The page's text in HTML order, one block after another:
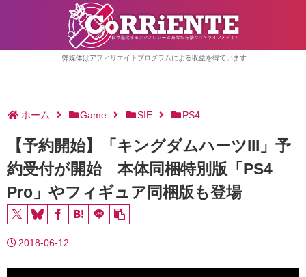
弊媒体はアフィリエイトプログラムによる収益を得ています
ホーム Game SIE PS4
【予約開始】「キングダムハーツIII」予
約受付が開始 本体同梱特別版「PS4
Pro」やフィギュア同梱版も登場
2018-06-12